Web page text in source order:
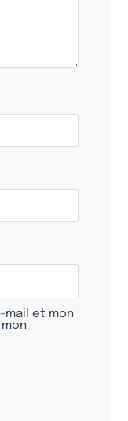
mail et mon